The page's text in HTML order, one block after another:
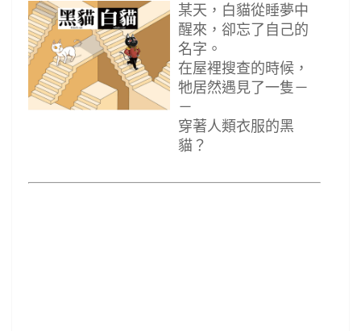
某天，白貓從睡夢中
醒來，卻忘了自己的
名字。
在屋裡搜查的時候，
牠居然遇見了一隻－
－
穿著人類衣服的黑
貓？